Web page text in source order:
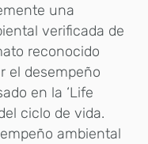
una
verificada de
reconocido
el desempeño
en la ‘Life
ciclo de vida.
ambiental